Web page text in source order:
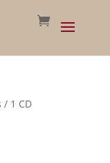
1 CD